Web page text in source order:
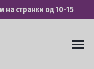
на странки од 10-15